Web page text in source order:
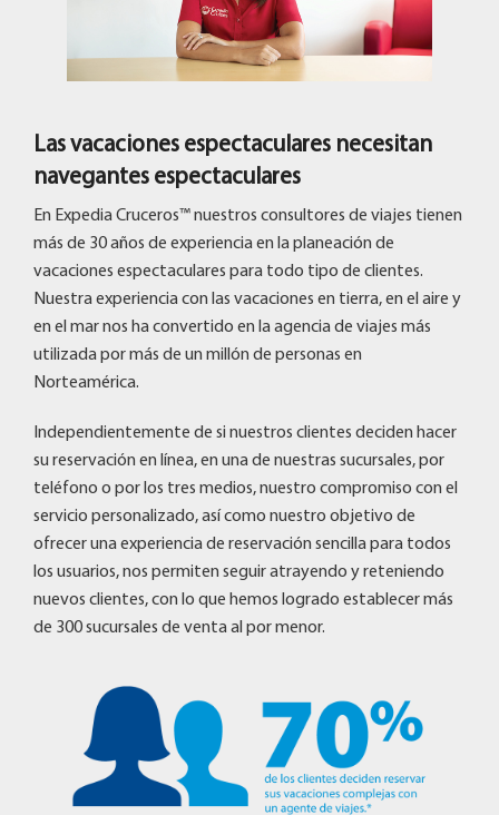
Las vacaciones espectaculares necesitan
navegantes espectaculares
En Expedia Cruceros™ nuestros consultores de viajes tienen
más de 30 años de experiencia en la planeación de
vacaciones espectaculares para todo tipo de clientes.
Nuestra experiencia con las vacaciones en tierra, en el aire y
en el mar nos ha convertido en la agencia de viajes más
utilizada por más de un millón de personas en
Norteamérica.
Independientemente de si nuestros clientes deciden hacer
su reservación en línea, en una de nuestras sucursales, por
teléfono o por los tres medios, nuestro compromiso con el
servicio personalizado, así como nuestro objetivo de
ofrecer una experiencia de reservación sencilla para todos
los usuarios, nos permiten seguir atrayendo y reteniendo
nuevos clientes, con lo que hemos logrado establecer más
de 300 sucursales de venta al por menor.